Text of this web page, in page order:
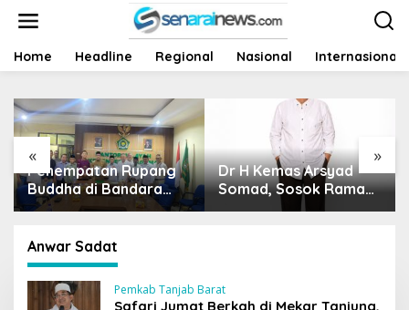
t
Home Headline Regional Nasional Internasional
« »
Dr H Kemas Arsyad
Somad, Sosok Ramah
Tanpa Kehilangan
Harga Sawit Runtuh,
Siapa Yang Peduli
Nasib Petani?
Anwar Sadat
Pemkab Tanjab Barat
Safari Jumat Berkah di Mekar Tanjung,